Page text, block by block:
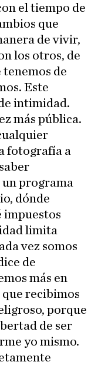
el tiempo de
que
de vivir,
los otros, de
de
Este
intimidad.
más pública.
fotografía a
programa
dónde
impuestos
limita
vez somos
de
más en
recibimos
porque
de ser
yo mismo.